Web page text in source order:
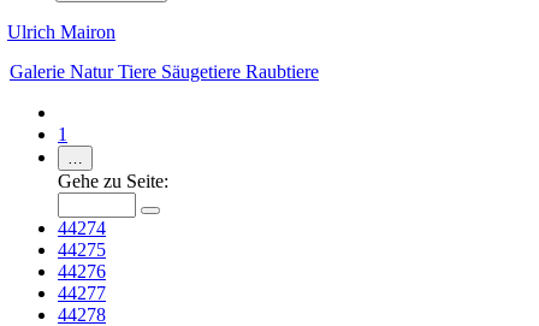
Ulrich Mairon
Galerie NaturTiere Säugetiere Raubtiere
1
…
Gehe zu Seite:
44274
44275
44276
44277
44278